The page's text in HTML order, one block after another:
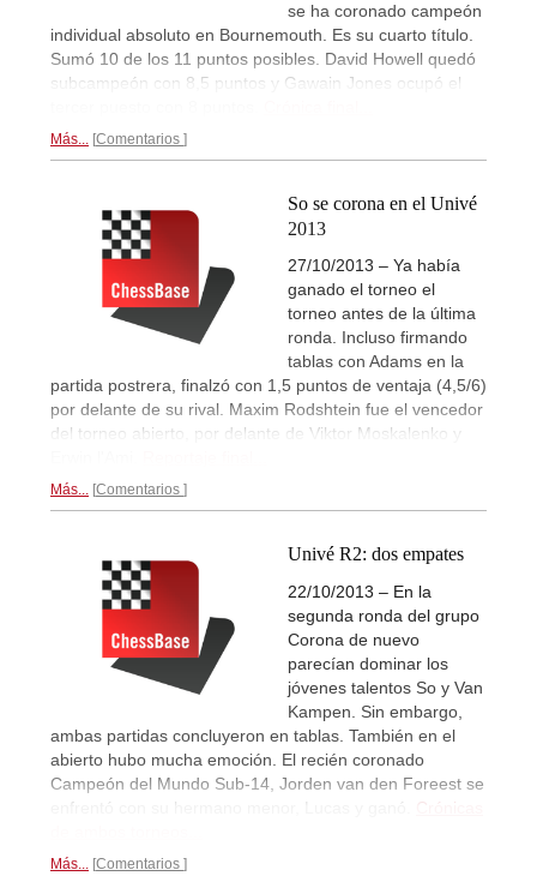
se ha coronado campeón
individual absoluto en Bournemouth. Es su cuarto título.
Sumó 10 de los 11 puntos posibles. David Howell quedó
subcampeón con 8,5 puntos y Gawain Jones ocupó el
Más... Comentarios
So se corona en el Univé
2013
27/10/2013 – Ya había
ganado el torneo el
torneo antes de la última
ronda. Incluso firmando
tablas con Adams en la
partida postrera, finalzó con 1,5 puntos de ventaja (4,5/6)
por delante de su rival. Maxim Rodshtein fue el vencedor
del torneo abierto, por delante de Viktor Moskalenko y
Más... Comentarios
Univé R2: dos empates
22/10/2013 – En la
segunda ronda del grupo
Corona de nuevo
parecían dominar los
jóvenes talentos So y Van
Kampen. Sin embargo,
ambas partidas concluyeron en tablas. También en el
abierto hubo mucha emoción. El recién coronado
Campeón del Mundo Sub-14, Jorden van den Foreest se
enfrentó con su hermano menor, Lucas y ganó.
Crónicas
Más... Comentarios